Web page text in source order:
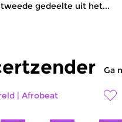
gedeelte uit het...
Ga
| Afrobeat